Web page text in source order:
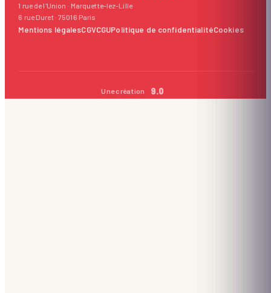
1 rue de l'Union · Marquette-lez-Lille
6 rue Duret · 75016 Paris
Mentions légalesCGVCGUPolitique de confidentialitéCookies
Une création 9.0